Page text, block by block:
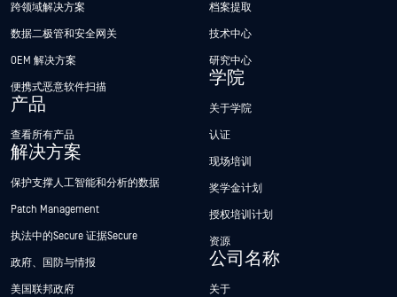
跨领域解决方案
数据二极管和安全网关
OEM 解决方案
便携式恶意软件扫描
产品
查看所有产品
解决方案
保护支撑人工智能和分析的数据
Patch Management
执法中的Secure 证据Secure
政府、国防与情报
美国联邦政府
档案提取
技术中心
研究中心
学院
关于学院
认证
现场培训
奖学金计划
授权培训计划
资源
公司名称
关于